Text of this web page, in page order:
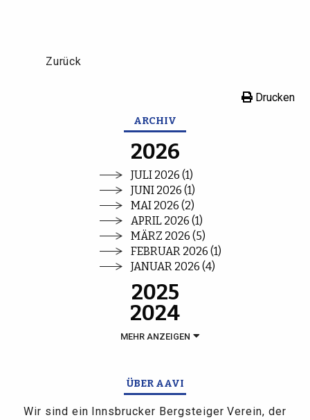
Zurück
Drucken
ARCHIV
2026
JULI 2026 (1)
JUNI 2026 (1)
MAI 2026 (2)
APRIL 2026 (1)
MÄRZ 2026 (5)
FEBRUAR 2026 (1)
JANUAR 2026 (4)
2025
2024
MEHR ANZEIGEN
ÜBER AAVI
Wir sind ein Innsbrucker Bergsteiger Verein, der